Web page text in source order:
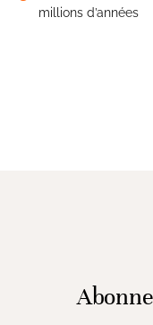
millions d’années